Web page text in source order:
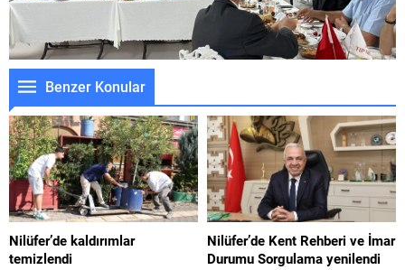
Benzer Konular
Nilüfer’de kaldırımlar
temizlendi
Nilüfer’de Kent Rehberi ve İmar
Durumu Sorgulama yenilendi